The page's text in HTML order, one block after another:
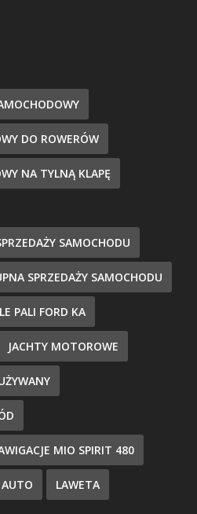
DO ROWERÓW
NA TYLNĄ KLAPĘ
SAMOCHODU
SPRZEDAŻY SAMOCHODU
PALI FORD KA
JACHTY MOTOROWE
MIO SPIRIT 480
AUTO LAWETA